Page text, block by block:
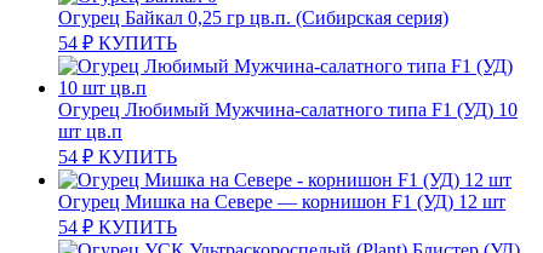
Огурец Байкал 0,25 гр цв.п. (Сибирская серия)
54 ₽ КУПИТЬ
Огурец Любимый Мужчина-салатного типа F1 (УД) 10
шт цв.п
54 ₽ КУПИТЬ
Огурец Мишка на Севере — корнишон F1 (УД) 12 шт
54 ₽ КУПИТЬ